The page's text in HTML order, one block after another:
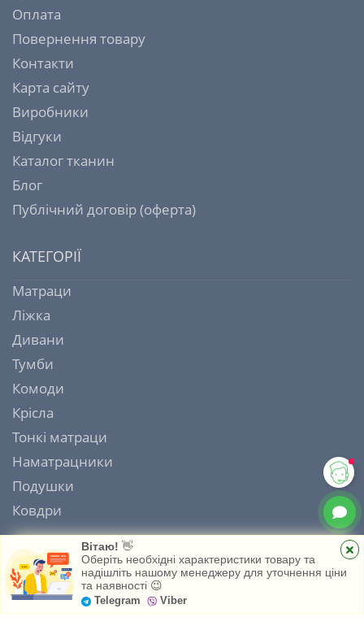
Головна
Вітаю! 👋
Оберіть необхідні характеристики товару та
надішліть нашому менеджеру для уточнення ціни
та наявності 😉
Telegram Viber
Оплата
Повернення товару
Контакти
Карта сайту
Виробники
Відгуки
Каталог тканин
Блог
Публічний договір (оферта)
КАТЕГОРІЇ
Матраци
Ліжка
Дивани
Тумби
Комоди
Крісла
Тонкі матраци
Наматрацники
Подушки
Ковдри
ІНТЕРНЕТ МАГАЗИН МАТРАЦІВ MATRAS HOUSE 2006 - 2026